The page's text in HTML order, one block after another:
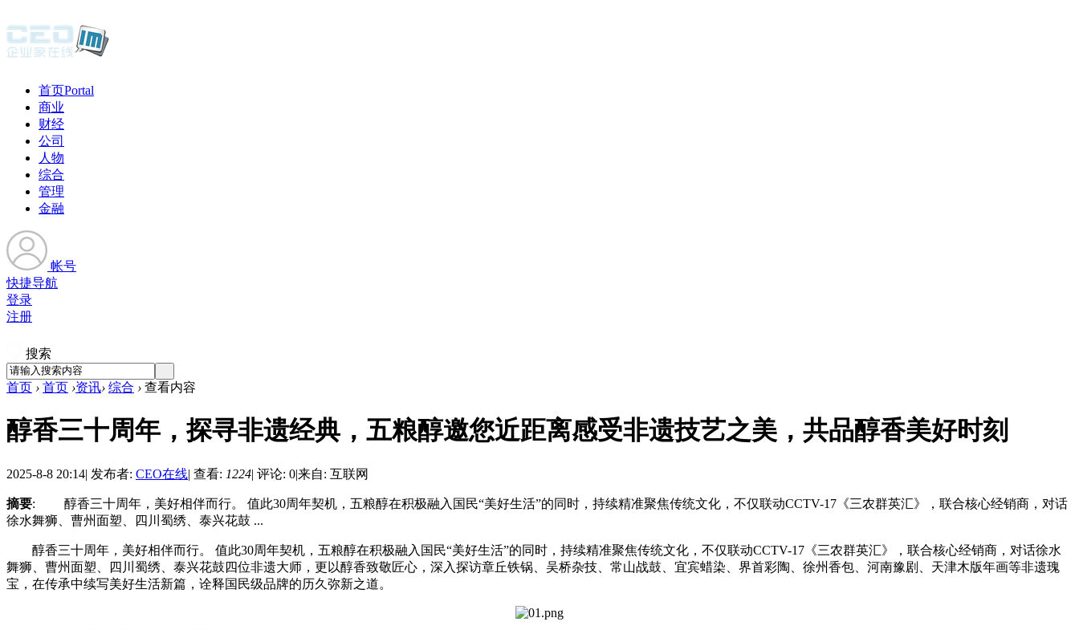
首页Portal
商业
财经
公司
人物
综合
管理
金融
帐号
快捷导航
登录
注册
搜索
首页 › 首页 ›资讯› 综合 › 查看内容
醇香三十周年，探寻非遗经典，五粮醇邀您近距离感受非遗技艺之美，共品醇香美好时刻
2025-8-8 20:14| 发布者: CEO在线| 查看: 1224| 评论: 0|来自: 互联网
摘要: 醇香三十周年，美好相伴而行。 值此30周年契机，五粮醇在积极融入国民“美好生活”的同时，持续精准聚焦传统文化，不仅联动CCTV-17《三农群英汇》，联合核心经销商，对话
徐水舞狮、曹州面塑、四川蜀绣、泰兴花鼓 ...
醇香三十周年，美好相伴而行。 值此30周年契机，五粮醇在积极融入国民“美好生活”的同时，持续精准聚焦传统文化，不仅联动CCTV-17《三农群英汇》，联合核心经销商，对话徐水
舞狮、曹州面塑、四川蜀绣、泰兴花鼓四位非遗大师，更以醇香致敬匠心，深入探访章丘铁锅、吴桥杂技、常山战鼓、宜宾蜡染、界首彩陶、徐州香包、河南豫剧、天津木版年画等非遗瑰
宝，在传承中续写美好生活新篇，诠释国民级品牌的历久弥新之道。